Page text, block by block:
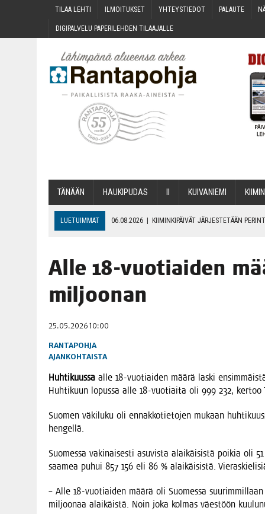
TILAA LEH­TI ILMOI­TUK­SET YHTEYS­TIE­DOT PALAU­TE
DIGI­PAL­VE­LU PAPE­RI­LEH­DEN TILAAJALLE
TÄNÄÄN HAU­KI­PU­DAS KUI­VA­NIE­MI
LUETUIMMAT 06.08.2026 | KII­MIN­KI­PÄI­VÄT JÄR­JES­TE­TÄÄN
06.08.2026 MAKA­RO­NI­LAA­TI­KOL­LA ARKEEN
08.08.2026 | MENO­VINK­KE­JÄ LOP­PU­KE­SÄN TAPAHTUMIIN
Alle 18-vuo­tiai­den
miljoonan
25.05.2026 10:00
RANTAPOHJA
AJANKOHTAISTA
Huh­ti­kuus­sa alle 18-vuo­tiai­den mää­rä las­ki
Huh­ti­kuun lopus­sa alle 18-vuo­tiai­ta oli 999 232, ker­too
Suo­men väki­lu­ku oli ennak­ko­tie­to­jen mukaan
hengellä.
Suo­mes­sa vaki­nai­ses­ti asu­vis­ta alai­käi­sis­tä poi­kia oli
saa­mea puhui 857 156 eli 86 % alai­käi­sis­tä.
– Alle 18-vuo­tiai­den mää­rä oli Suo­mes­sa
mil­joo­naa alai­käis­tä. Noin joka kol­mas väes­töön